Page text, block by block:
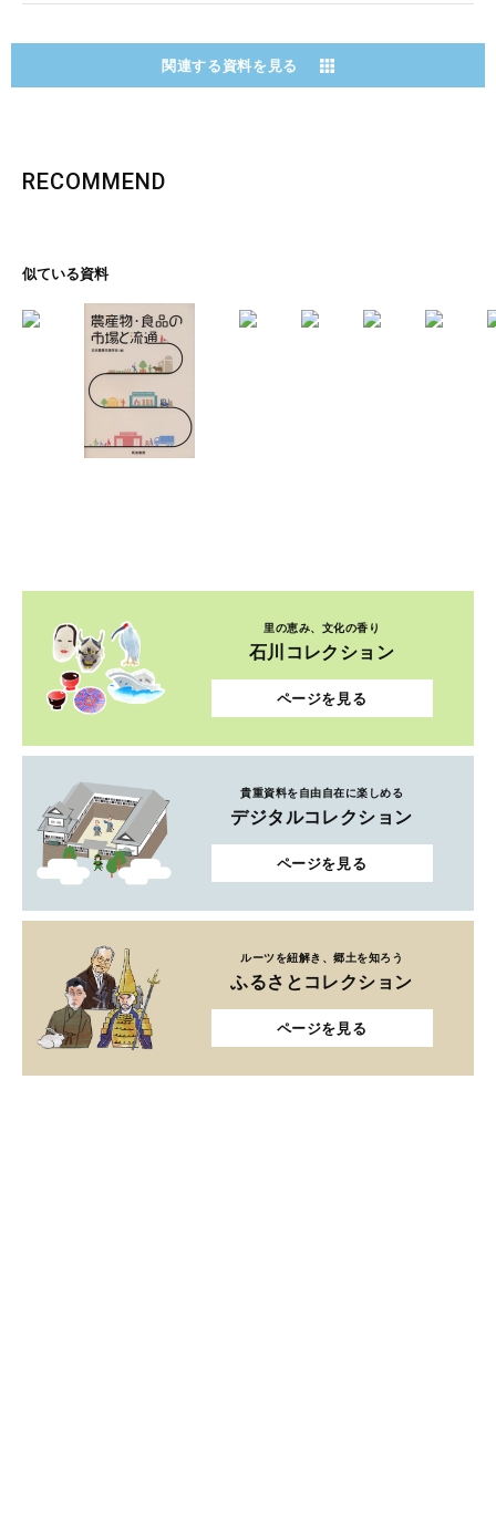
関連する資料を見る
RECOMMEND
似ている資料
里の恵み、文化の香り
石川コレクション
ページを見る
貴重資料を自由自在に楽しめる
デジタルコレクション
ページを見る
ルーツを紐解き、郷土を知ろう
ふるさとコレクション
ページを見る